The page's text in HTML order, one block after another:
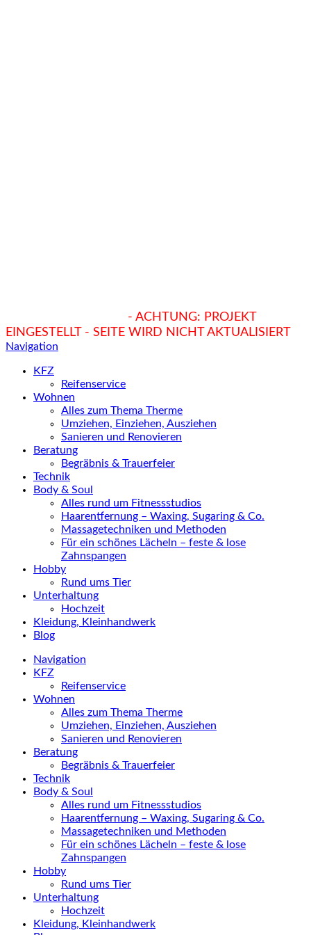
- ACHTUNG: PROJEKT
EINGESTELLT - SEITE WIRD NICHT AKTUALISIERT
Navigation
KFZ
Reifenservice
Wohnen
Alles zum Thema Therme
Umziehen, Einziehen, Ausziehen
Sanieren und Renovieren
Beratung
Begräbnis & Trauerfeier
Technik
Body & Soul
Alles rund um Fitnessstudios
Haarentfernung – Waxing, Sugaring & Co.
Massagetechniken und Methoden
Für ein schönes Lächeln – feste & lose
Zahnspangen
Hobby
Rund ums Tier
Unterhaltung
Hochzeit
Kleidung, Kleinhandwerk
Blog
Navigation
KFZ
Reifenservice
Wohnen
Alles zum Thema Therme
Umziehen, Einziehen, Ausziehen
Sanieren und Renovieren
Beratung
Begräbnis & Trauerfeier
Technik
Body & Soul
Alles rund um Fitnessstudios
Haarentfernung – Waxing, Sugaring & Co.
Massagetechniken und Methoden
Für ein schönes Lächeln – feste & lose
Zahnspangen
Hobby
Rund ums Tier
Unterhaltung
Hochzeit
Kleidung, Kleinhandwerk